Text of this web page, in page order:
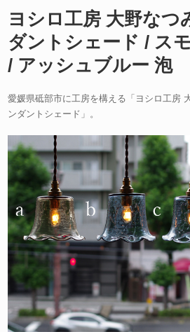
ヨシロ工房 大野なつ
ダントシェード / ス
/ アッシュブルー 泡
愛媛県砥部市に工房を構える「ヨシロ工房
ンダントシェード」。